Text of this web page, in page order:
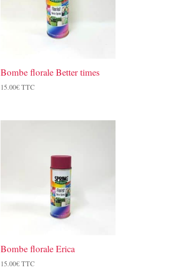
Bombe florale Better times
15.00€ TTC
Bombe florale Erica
15.00€ TTC